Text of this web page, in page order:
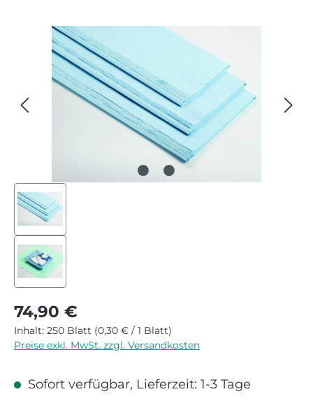
Bildergalerie überspringen
Regulärer Preis:
74,90 €
Inhalt: 250 Blatt (0,30 € / 1 Blatt)
Preise exkl. MwSt. zzgl. Versandkosten
Sofort verfügbar, Lieferzeit: 1-3 Tage